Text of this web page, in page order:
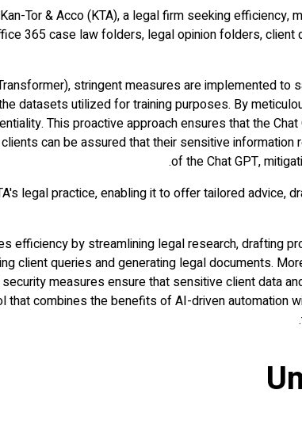
Tor & Acco (KTA), a legal firm seeking efficiency,
365 case law folders, legal opinion folders,
stringent measures are implemented
datasets utilized for training purposes. By
This proactive approach ensures that the
can be assured that their sensitive
of the Chat GPT,
legal practice, enabling it to offer tailored advice,
efficiency by streamlining legal research, drafting
client queries and generating legal documents.
measures ensure that sensitive client data
combines the benefits of AI-driven automation